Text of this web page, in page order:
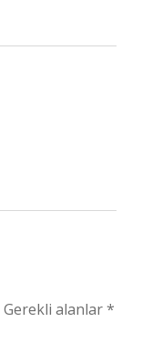
Gerekli alanlar*